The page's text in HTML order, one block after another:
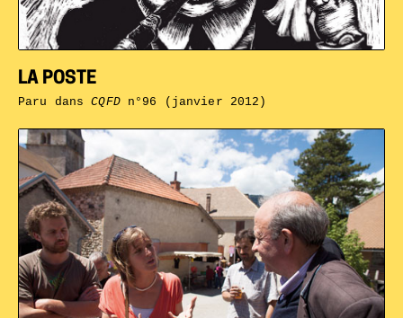
LA POSTE
Paru dansCQFDn°96 (janvier 2012)